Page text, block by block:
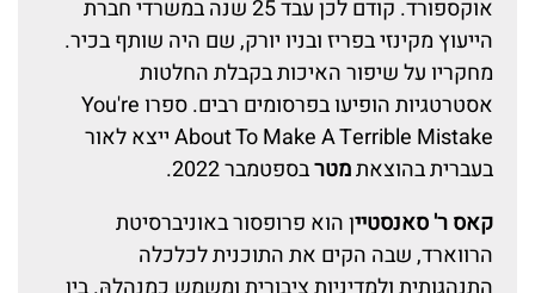
אוקספורד. קודם לכן עבד 25 שנה במשרדי חברת
הייעוץ מקינזי בפריז ובניו יורק, שם היה שותף בכיר.
מחקריו על שיפור האיכות בקבלת החלטות
אסטרטגיות הופיעו בפרסומים רבים. ספרו You're
About To Make A Terrible Mistake ייצא לאור
בעברית בהוצאתמטרבספטמבר 2022.
קאס ר' סאנסטיין הוא פרופסור באוניברסיטת
הרווארד, שבה הקים את התוכנית לכלכלה